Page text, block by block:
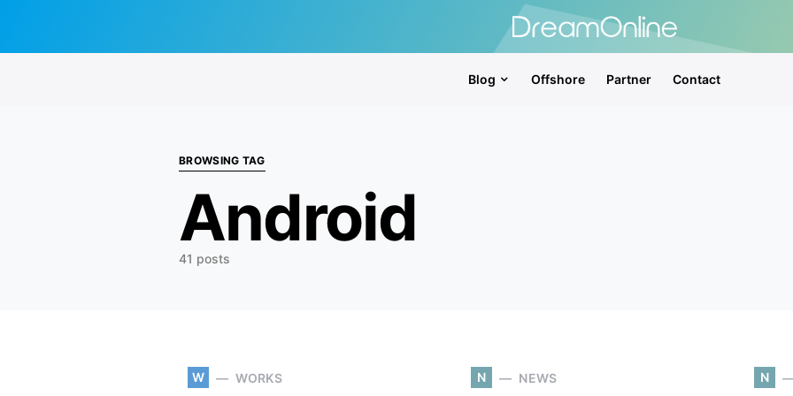
Blog Offshore Partner Contact
BROWSING TAG
Android
41 posts
W WORKS N NEWS N